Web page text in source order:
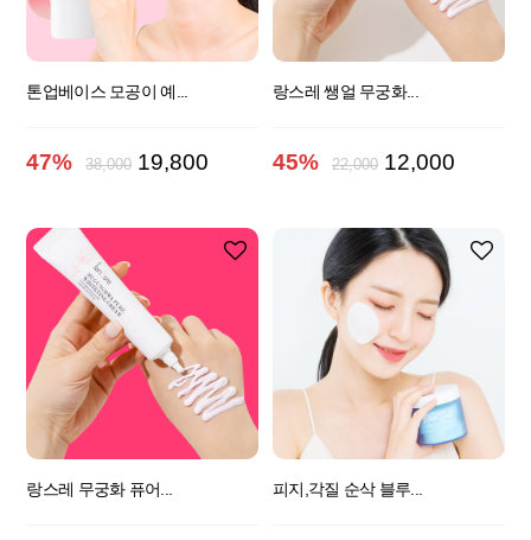
톤업베이스 모공이 예...
47% 38,000 19,800
랑스레 쌩얼 무궁화...
45% 22,000 12,000
랑스레 무궁화 퓨어... 피지,각질 순삭 블루...